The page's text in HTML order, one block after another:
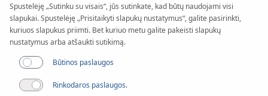
Spustelėję „Sutinku su visais“, jūs sutinkate, kad būtų naudojami visi
slapukai. Spustelėję „Prisitaikyti slapukų nustatymus“, galite pasirinkti,
kuriuos slapukus priimti. Bet kuriuo metu galite pakeisti slapukų
nustatymus arba atšaukti sutikimą.
Būtinos paslaugos
Rinkodaros paslaugos.